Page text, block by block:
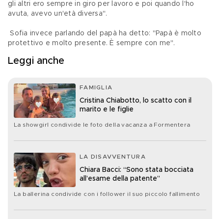
gli altri ero sempre in giro per lavoro e poi quando l'ho
avuta, avevo un'età diversa".
Sofia invece parlando del papà ha detto: "Papà è molto
protettivo e molto presente. È sempre con me".
Leggi anche
FAMIGLIA
Cristina Chiabotto, lo scatto con il
marito e le figlie
La showgirl condivide le foto della vacanza a Formentera
LA DISAVVENTURA
Chiara Bacci: “Sono stata bocciata
all’esame della patente”
La ballerina condivide con i follower il suo piccolo fallimento